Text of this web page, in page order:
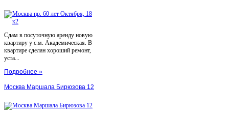
Сдам в посуточную аренду новую
квартиру у с.м. Академическая. В
квартире сделан хороший ремонт,
уста...
Подробнее »
Москва Маршала Бирюзова 12